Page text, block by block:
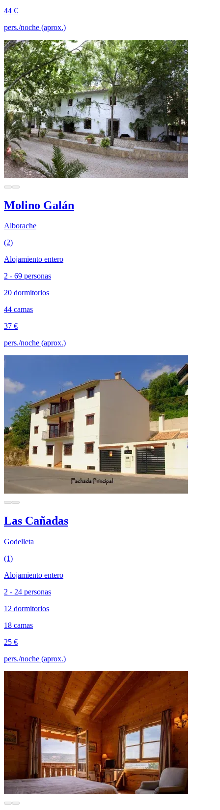
44 €
pers./noche (aprox.)
Molino Galán
Alborache
(2)
Alojamiento entero
2 - 69 personas
20 dormitorios
44 camas
37 €
pers./noche (aprox.)
Las Cañadas
Godelleta
(1)
Alojamiento entero
2 - 24 personas
12 dormitorios
18 camas
25 €
pers./noche (aprox.)